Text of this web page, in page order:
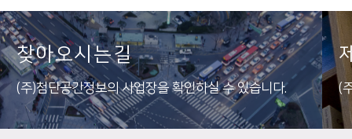
찾아오시는길
(주)첨단공간정보의 사업장을 확인하실 수 있습니다. (